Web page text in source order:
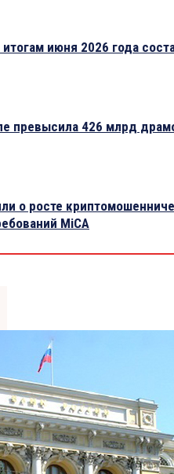
июня 2026 года
превысила 426 млрд
о росте
MiCA